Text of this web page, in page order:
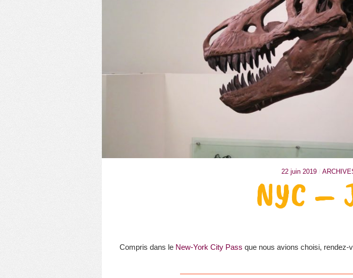
22 juin 2019 /
NYC –
Compris dans le New-York City Pass que nous avions choisi, rendez-